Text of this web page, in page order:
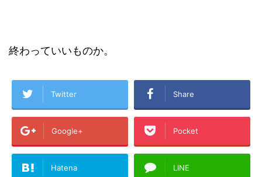
終わっていいものか。
Twitter Share
Google+ Pocket
Hatena LINE